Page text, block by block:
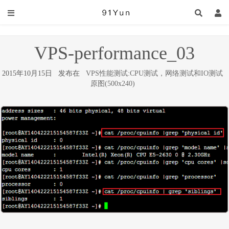
VPS-performance_03
2015年10月15日 发布在 VPS性能测试:CPU测试，网络测试和IO测试
原图(500x240)